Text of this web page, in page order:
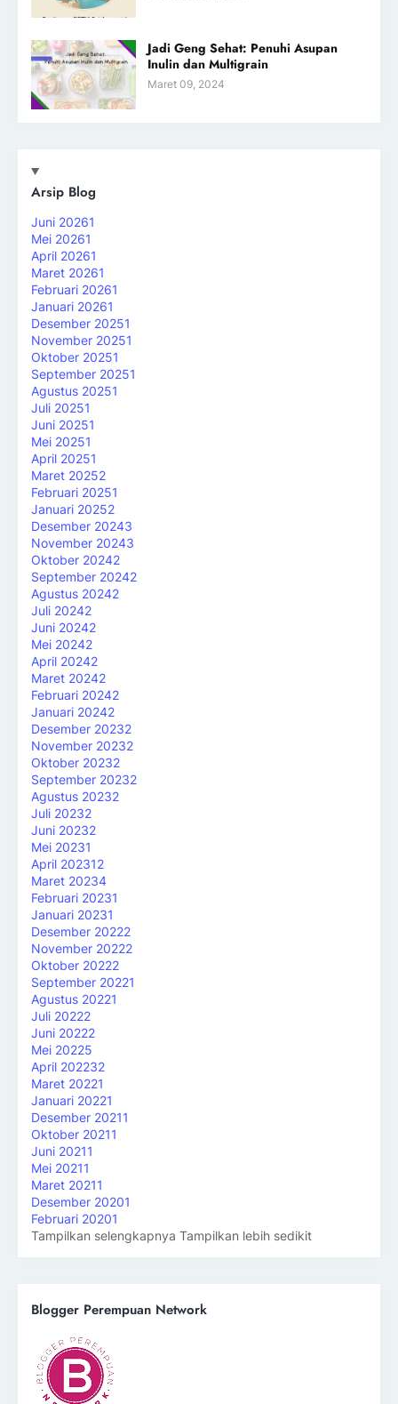
Jadi Geng Sehat: Penuhi Asupan
Inulin dan Multigrain
Maret 09, 2024
Arsip Blog
Juni 20261
Mei 20261
April 20261
Maret 20261
Februari 20261
Januari 20261
Desember 20251
November 20251
Oktober 20251
September 20251
Agustus 20251
Juli 20251
Juni 20251
Mei 20251
April 20251
Maret 20252
Februari 20251
Januari 20252
Desember 20243
November 20243
Oktober 20242
September 20242
Agustus 20242
Juli 20242
Juni 20242
Mei 20242
April 20242
Maret 20242
Februari 20242
Januari 20242
Desember 20232
November 20232
Oktober 20232
September 20232
Agustus 20232
Juli 20232
Juni 20232
Mei 20231
April 202312
Maret 20234
Februari 20231
Januari 20231
Desember 20222
November 20222
Oktober 20222
September 20221
Agustus 20221
Juli 20222
Juni 20222
Mei 20225
April 202232
Maret 20221
Januari 20221
Desember 20211
Oktober 20211
Juni 20211
Mei 20211
Maret 20211
Desember 20201
Februari 20201
Tampilkan selengkapnya Tampilkan lebih sedikit
Blogger Perempuan Network